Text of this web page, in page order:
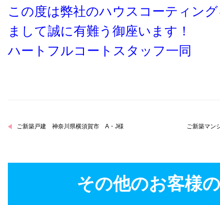
この度は弊社のハウスコーティン
まして誠に有難う御座います！
ハートフルコートスタッフ一同
ご新築戸建 神奈川県横須賀市 A・J様 ご新築マ
その他のお客様